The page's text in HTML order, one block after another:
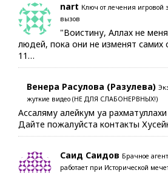
nart Ключ от лечения игровой
вызов
"Воистину, Аллах не
людей, пока они не изменят самих
11…
Венера Расулова (Разулева)
жуткие видео (НЕ ДЛЯ СЛАБОНЕРВНЫХ!)
Ассаляму алейкум уа
Дайте пожалуйста контакты
Саид Саидов Брачное
работает при Исторической